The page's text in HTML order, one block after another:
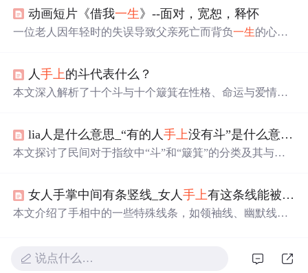
动画短片《借我一生》--面对，宽恕，释怀
一位老人因年轻时的失误导致父亲死亡而背负一生的心理
人手上的斗代表什么？
本文深入解析了十个斗与十个簸箕在性格、命运与爱情方
lia人是什么意思_“有的人手上没有斗”是什么意思，如何理解这句话？
本文探讨了民间对于指纹中“斗”和“簸箕”的分类及其与命
女人手掌中间有条竖线_女人手上有这条线能被宠爱
本文介绍了手相中的一些特殊线条，如领袖线、幽默线、
感、贵人运、抱负、健康状况、直觉、创造力、好运和家
说点什么…